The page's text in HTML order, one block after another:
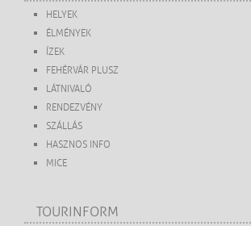
HELYEK
ÉLMÉNYEK
ÍZEK
FEHÉRVÁR PLUSZ
LÁTNIVALÓ
RENDEZVÉNY
SZÁLLÁS
HASZNOS INFO
MICE
TOURINFORM